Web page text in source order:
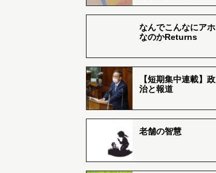
なんでこんなにアホ
なのかReturns
【短期集中連載】政
治と報道
老舗の智慧